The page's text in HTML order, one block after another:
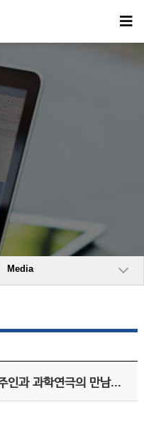
Media
인과 과학연극의 만남...